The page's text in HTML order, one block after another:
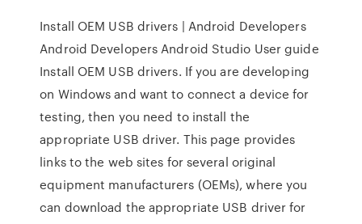
Install OEM USB drivers | Android Developers
Android Developers Android Studio User guide
Install OEM USB drivers. If you are developing
on Windows and want to connect a device for
testing, then you need to install the
appropriate USB driver. This page provides
links to the web sites for several original
equipment manufacturers (OEMs), where you
can download the appropriate USB driver for